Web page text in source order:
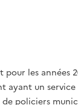
pour les années
ayant un
policiers